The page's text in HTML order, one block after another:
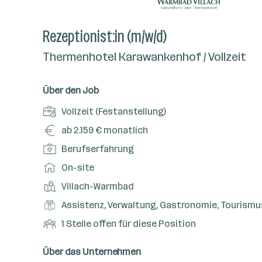
Rezeptionist:in (m/w/d)
Thermenhotel Karawankenhof / Vollzeit
Über den Job
A
n
t
e
l
u
n
s
Vollzeit (Festanstellung)
G
e
h
a
l
t
ab 2.159 € monatlich
P
o
i
t
i
n
Berufserfahrung
A
r
b
e
i
s
On-site
D
i
n
t
Villach-Warmbad
B
e
u
Assistenz, Verwaltung, Gastronomie,
O
f
1 Stelle offen für diese Position
Über das Unternehmen